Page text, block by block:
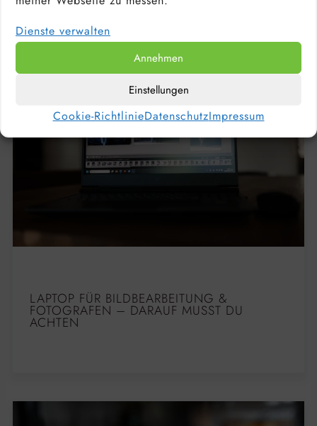
Dienste verwalten
Annehmen
Einstellungen
Cookie-RichtlinieDatenschutzImpressum
LAPTOP FÜR BILDBEARBEITUNG &
FOTOGRAFEN – DARAUF MUSST DU
ACHTEN